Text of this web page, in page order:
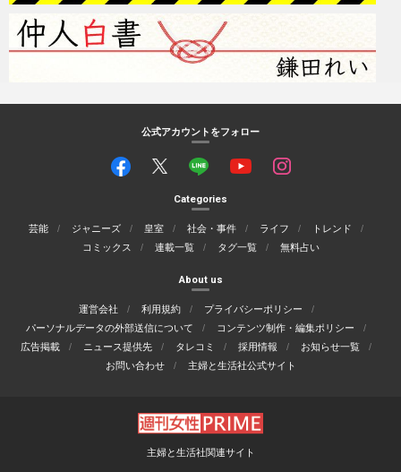
公式アカウントをフォロー
Categories
芸能 ジャニーズ 皇室 社会・事件 ライフ
トレンド
コミックス
連載一覧 タグ一覧 無料占い
About us
運営会社 利用規約
プライバシーポリシー
パーソナルデータの外部送信について
コンテンツ制作・編集ポリシー
広告掲載
ニュース提供先 タレコミ 採用情報
お知らせ一覧
お問い合わせ
主婦と生活社公式サイト
主婦と生活社関連サイト